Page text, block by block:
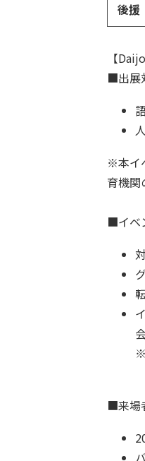
後援
【
■出展
※本イ
育機関
■イベ
■来場